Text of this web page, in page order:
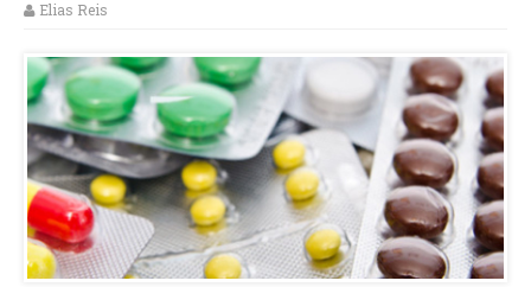
Elias Reis